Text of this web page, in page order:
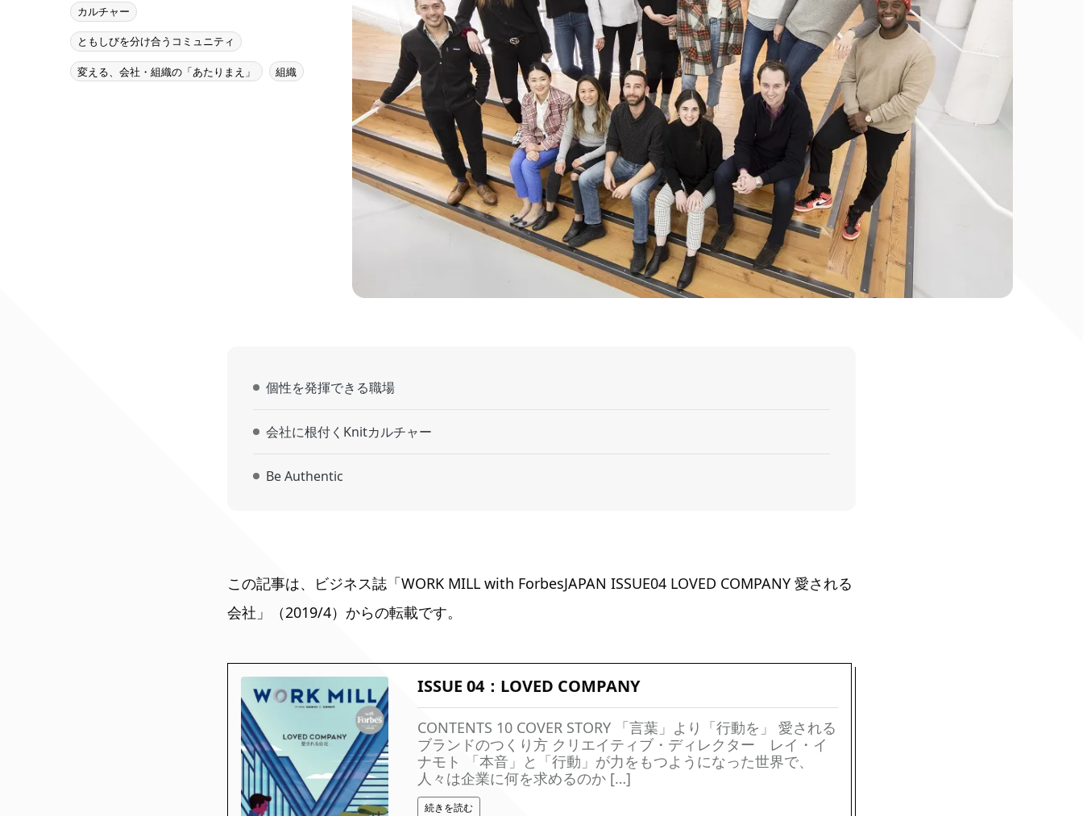
カルチャー
ともしびを分け合うコミュニティ
変える、会社・組織の「あたりまえ」 組織
個性を発揮できる職場
会社に根付くKnitカルチャー
Be Authentic
この記事は、ビジネス誌「WORK MILL with ForbesJAPAN ISSUE04 LOVED COMPANY 愛される
会社」（2019/4）からの転載です。
ISSUE 04：LOVED COMPANY
CONTENTS 10 COVER STORY 「言葉」より「行動を」 愛される
ブランドのつくり方 クリエイティブ・ディレクター レイ・イ
ナモト 「本音」と「行動」が力をもつようになった世界で、
人々は企業に何を求めるのか […]
続きを読む